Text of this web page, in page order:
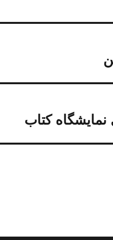
کتاب